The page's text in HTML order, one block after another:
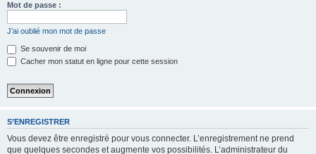
Mot de passe :
J’ai oublié mon mot de passe
Se souvenir de moi
Cacher mon statut en ligne pour cette session
S’ENREGISTRER
Vous devez être enregistré pour vous connecter. L’enregistrement ne prend
que quelques secondes et augmente vos possibilités. L’administrateur du